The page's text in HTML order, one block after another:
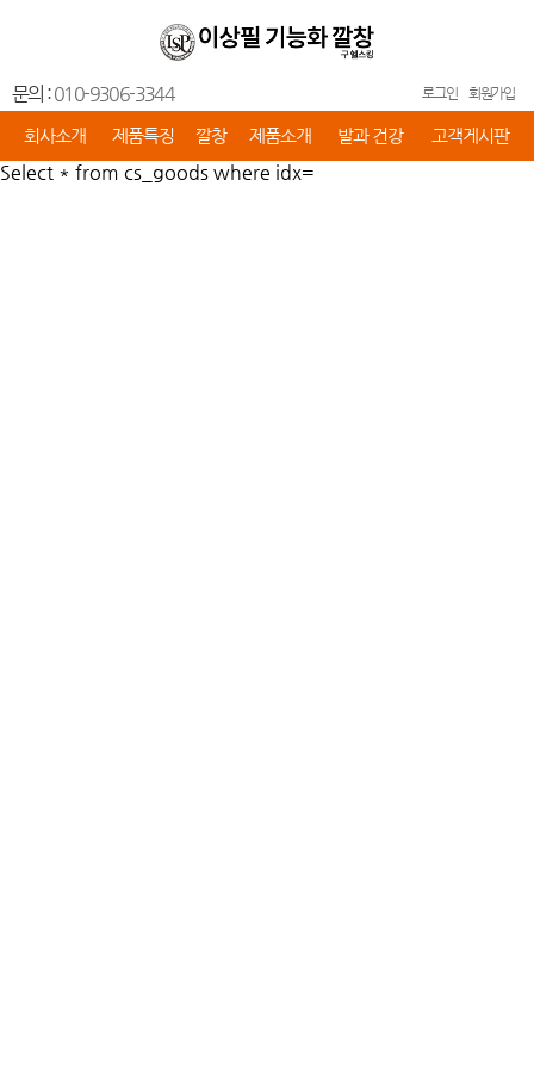
문의 :010-9306-3344 로그인 회원가입
회사소개 제품특징 깔창 제품소개 발과 건강 고객게시판
Select * from cs_goods where idx=